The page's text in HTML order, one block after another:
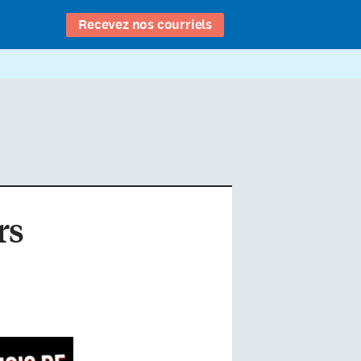
Recevez nos courriels